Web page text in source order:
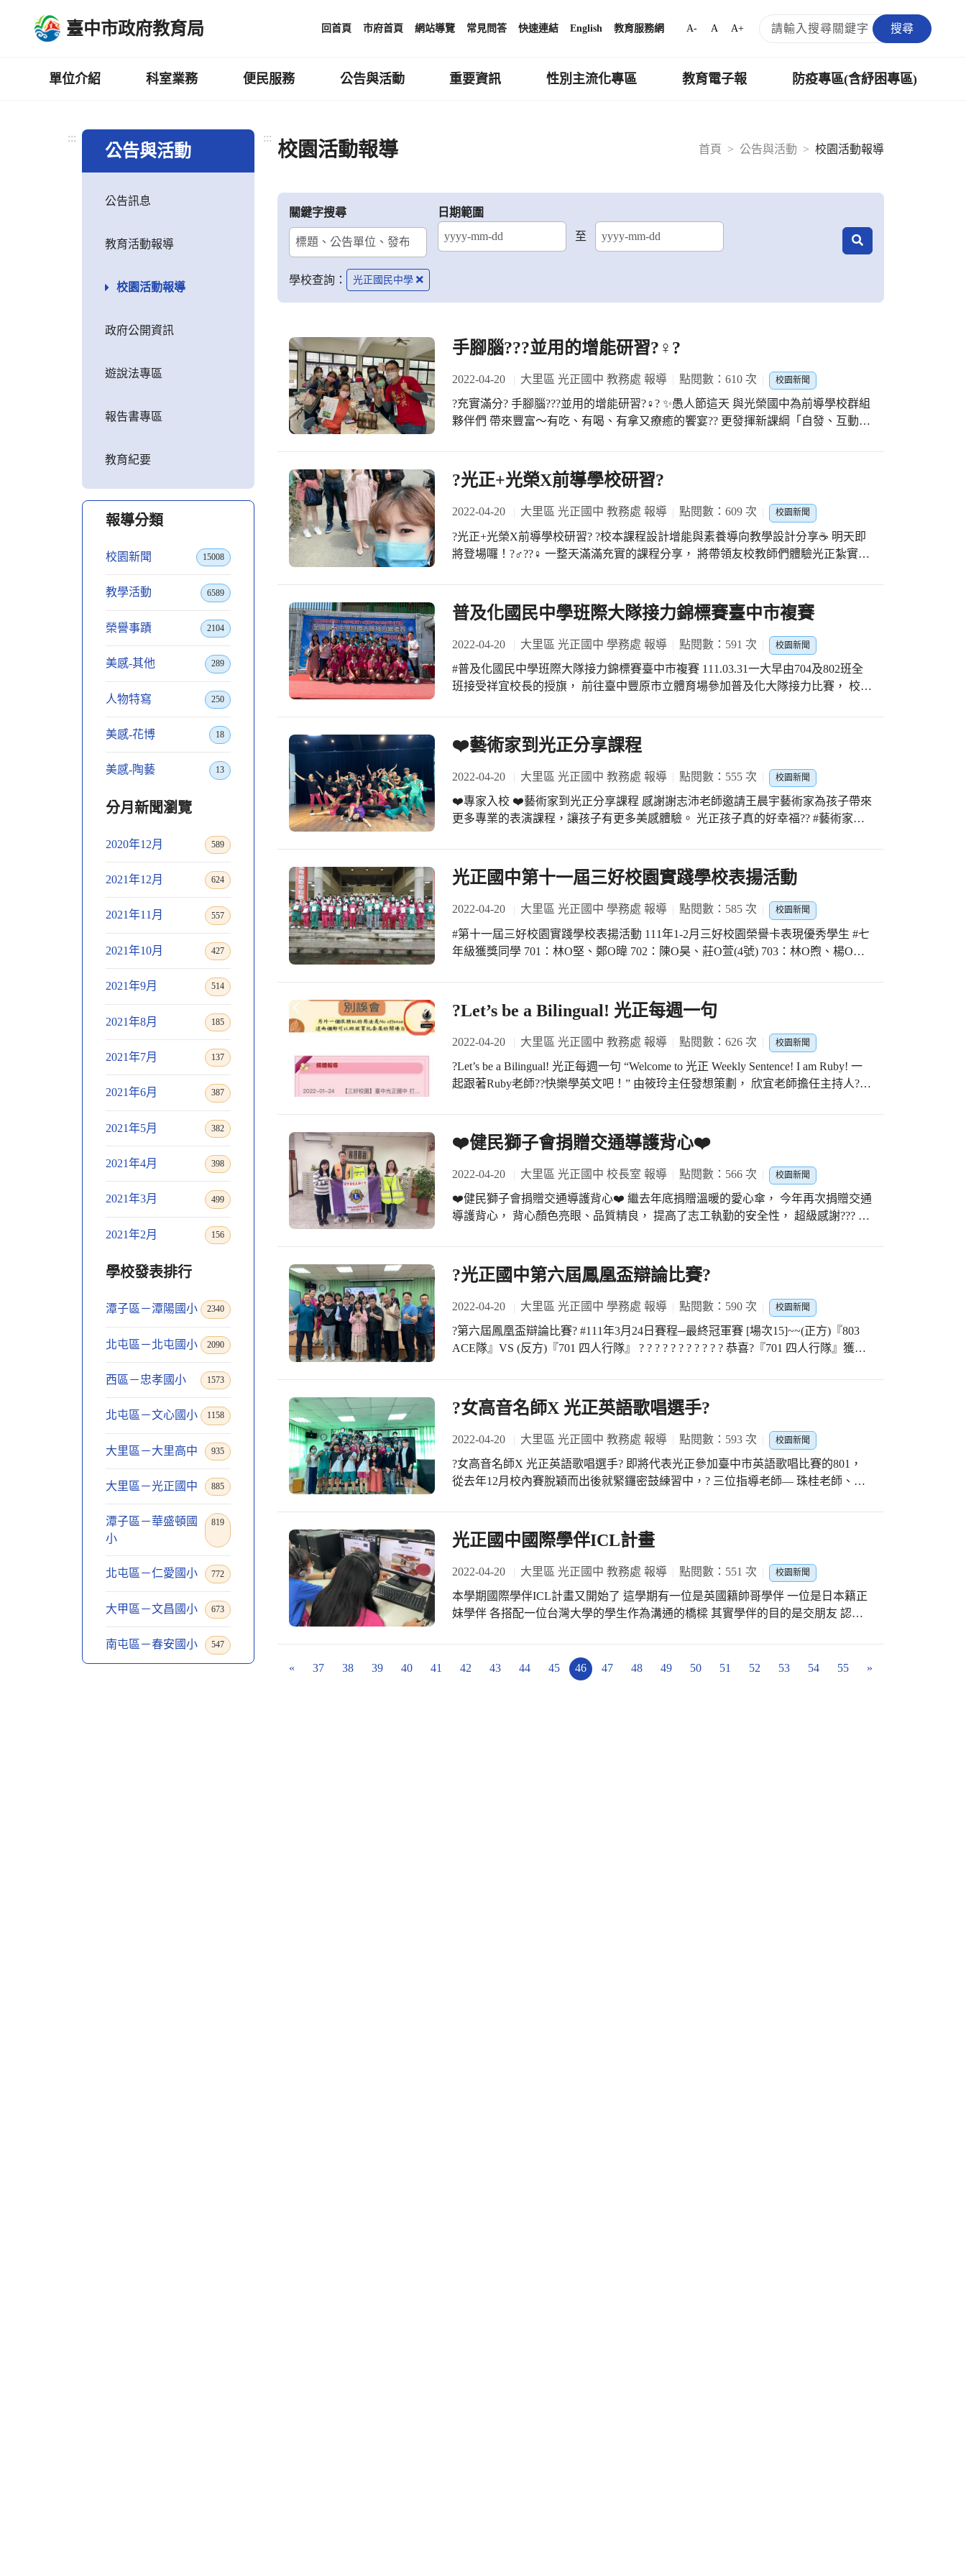
臺中市政府教育局 回首頁 市府首頁 網站導覽 常見問答 快速連結 English 教育服務網 A- A A+ 搜尋
單位介紹 科室業務 便民服務 公告與活動 重要資訊 性別主流化專區 教育電子報 防疫專區(含紓困專區)
:::
公告與活動
公告訊息
教育活動報導
校園活動報導
政府公開資訊
遊說法專區
報告書專區
教育紀要
報導分類
校園新聞 15008
教學活動 6589
榮譽事蹟 2104
美感-其他 289
人物特寫 250
美感-花博 18
美感-陶藝 13
分月新聞瀏覽
2020年12月 589
2021年12月 624
2021年11月 557
2021年10月 427
2021年9月 514
2021年8月 185
2021年7月 137
2021年6月 387
2021年5月 382
2021年4月 398
2021年3月 499
2021年2月 156
學校發表排行
潭子區－潭陽國小 2340
北屯區－北屯國小 2090
西區－忠孝國小 1573
北屯區－文心國小 1158
大里區－大里高中 935
大里區－光正國中 885
潭子區－華盛頓國
小
819
北屯區－仁愛國小 772
大甲區－文昌國小 673
南屯區－春安國小 547
:::
首頁
公告與活動 校園活動報導
校園活動報導
關鍵字搜尋
日期範圍
至
結束日期
學校查詢： 光正國民中學
手腳腦???並用的增能研習?️‍♀️?️
2022-04-20 大里區 光正國中 教務處 報導 點閱數：610 次 校園新聞
?充實滿分? 手腳腦???並用的增能研習?️‍♀️?️ ✨愚人節這天 與光榮國中為前導學校群組
夥伴們 帶來豐富～有吃、有喝、有拿又療癒的饗宴?? 更發揮新課綱「自發、互動、
的成就感與被療癒的幸福感? 2️⃣ 講師：筱玲主任、玉娟老師?‍? 講題：☕️400次咖啡的
浪漫? ➡️因本校咖啡樹而發展的課程， 自己手打的綿密奶泡與鮮奶形成的美麗漸
層， 上面再放顆咖啡豆☕️ 一秒變網美? ?下午場～行腳親近自然Go!? 1️⃣ 講師：竹仔
坑發展協會?‍?素鈴理事 講題：?植物染DIY ➡️天然的植物染布袋，滿滿的在地文化故
事? 2️⃣ 講師：密逃天王?‍?林威宇組長 講題：?竹仔坑之心??‍♀️?行動解謎 ➡️與社區在
地元素結合，?? 搭配動人的愛情故事?， 以及921地震當年的時空?， 知性、感動?又
謝?校長的全力支持與一同行前探勘， ?感謝?教務處團隊所有夥伴 ?感謝?905優質學
課綱前導學校計畫
?光正+光榮X前導學校研習?
2022-04-20 大里區 光正國中 教務處 報導 點閱數：609 次 校園新聞
?光正+光榮X前導學校研習? ?校本課程設計增能與素養導向教學設計分享☕️ 明天即
將登場囉！?‍♂️??‍♀️ 一整天滿滿充實的課程分享， 將帶領友校教師們體驗光正紮實豐
別到竹仔坑社區進行活動前最後探勘，??‍♀️? 還巧遇健民里進興里長親切地招呼?，
加上之前發展課程的尬電正學堂及社會領域教師群到場蒐集資料及踏查， 已經走訪
無數次！！！? 帶著愜意輕快的心❤️ 好好體驗光正特色校本課程吧！✌️ #光正老師最
普及化國民中學班際大隊接力錦標賽臺中市複賽
2022-04-20 大里區 光正國中 學務處 報導 點閱數：591 次 校園新聞
#普及化國民中學班際大隊接力錦標賽臺中市複賽 111.03.31一大早由704及802班全
班接受祥宜校長的授旗， 前往臺中豐原市立體育場參加普及化大隊接力比賽， 校長
教練蔡宛庭老師 #感謝802班指導教練連宜文組長 #感謝704班導師黃瓊慧老師 #感謝
802班導師許惠珠老師 #感謝連宜文組長所有後勤的支援與會場服務
❤️藝術家到光正分享課程
2022-04-20 大里區 光正國中 教務處 報導 點閱數：555 次 校園新聞
❤️專家入校 ❤️藝術家到光正分享課程 感謝謝志沛老師邀請王晨宇藝術家為孩子帶來
更多專業的表演課程，讓孩子有更多美感體驗。 光正孩子真的好幸福?? #藝術家入
光正國中第十一屆三好校園實踐學校表揚活動
2022-04-20 大里區 光正國中 學務處 報導 點閱數：585 次 校園新聞
#第十一屆三好校園實踐學校表揚活動 111年1-2月三好校園榮譽卡表現優秀學生 #七
年級獲獎同學 701：林O堅、鄭O暐 702：陳O昊、莊O萱(4號) 703：林O煦、楊O晏
803：許O浚、蕭O博 804：林O孜、劉O龍 805：邱O誠、蔡O姍 806：林O緯、張O
晴 807：蕭O羲、劉O妤 808：黃O茹、陳O巧 809：李O嫻、陳O瑀 #九年級獲獎同學
901：林O而、謝O澤 902：吳O馨、林O欣 903：蕭O靚、林O德 904：陳O鈿、甘O
O琳 恭喜以上獲獎同學！ #感謝全校各班級導師對三好校園推動的支持並融入班級
經營課程 #優質光正三好校園 #說好話 Speak Good Words #做好事 Do Good Deeds #
?Let’s be a Bilingual! 光正每週一句
2022-04-20 大里區 光正國中 教務處 報導 點閱數：626 次 校園新聞
?Let’s be a Bilingual! 光正每週一句 “Welcome to 光正 Weekly Sentence! I am Ruby! 一
起跟著Ruby老師?‍?快樂學英文吧！” 由筱玲主任發想策劃， 欣宜老師擔任主持人?，
也更加踴躍了！? ✨更驚喜的是找到每週神秘嘉賓的老師唸出每週一句， 還可以一
次集兩點呢！✌️ 孩子們超級熱衷在猜每週神秘嘉賓的！ 連雙語教育訪視委員都很讚
賞我們「每週一句Weekly Sentence 」的活動呢！ ?你今天集點了嗎？快來找老師唸
每週一句集點吧！ ?期末「光正雙語人」抽獎豐富獎項等著你喔！！！ ?光正國中校
網同步放送中 https://gjjh.tc.edu.tw/ 點選每週一句圖片右下角就可以聽到每週一句教
學喔！ #雙語教育計畫高階-全市3所國中 #學校本位國際教育精進計畫SIEP-全市7所
❤️健民獅子會捐贈交通導護背心❤️
2022-04-20 大里區 光正國中 校長室 報導 點閱數：566 次 校園新聞
❤️健民獅子會捐贈交通導護背心❤️ 繼去年底捐贈溫暖的愛心傘， 今年再次捐贈交通
導護背心， 背心顏色亮眼、品質精良， 提高了志工執勤的安全性， 超級感謝??? #
?光正國中第六屆鳳凰盃辯論比賽?
2022-04-20 大里區 光正國中 學務處 報導 點閱數：590 次 校園新聞
?第六屆鳳凰盃辯論比賽? #111年3月24日賽程─最終冠軍賽 [場次15]~~(正方)『803
ACE隊』VS (反方)『701 四人行隊』 ? ? ? ? ? ? ? ? ? ? ? 恭喜?『701 四人行隊』獲得
光正思辯秀」 #光正校內辯論比賽已進入第六屆 #感謝今天擔任主席：黃立源主任 #
感謝今天的評判老師：張祥宜校長、外聘李順涼校長、外聘劉名斐校長、外聘廖孟
諄主任、許紘瑋組長 #感謝所有組隊參與的班級選手以及各班導師對比賽的支持 #第
十一屆三好校園實踐學校 #說好話 Speak Good Words #做好事 Do Good Deeds #存好
心 Think Good Thoughts
?女高音名師X 光正英語歌唱選手?
2022-04-20 大里區 光正國中 教務處 報導 點閱數：593 次 校園新聞
?女高音名師X 光正英語歌唱選手? 即將代表光正參加臺中市英語歌唱比賽的801，
從去年12月校內賽脫穎而出後就緊鑼密鼓練習中，? 三位指導老師— 珠桂老師、玉
屢在各聲樂比賽奪得佳績?️ 更獲選國家音樂廳遴選之「樂壇新秀」的?周雅萍老師✨
歌聲如天籟又充滿教學熱忱的雅萍老師?‍? 熱情與豐富情感的渲染力?❤️‍? 足足感動?
了在場的學生及指導老師們！? 孩子們歌唱時眼神裡都更充滿亮光✨ 更加充滿自信
熱情?地歌唱， 真的超級感謝?雅萍老師? 給予孩子們這樣充滿活力的歌唱體驗！? ?
感謝玉琳老師、南一嬑芳小姐的促成 ?感謝全英語老師到場給予支持與建議 ?感謝祥
宜校長及筱玲主任關心與支持 ?期盼孩子們奪得佳績? #光正老師好有愛 #就讀光正
光正國中國際學伴ICL計畫
2022-04-20 大里區 光正國中 教務處 報導 點閱數：551 次 校園新聞
本學期國際學伴ICL計畫又開始了 這學期有一位是英國籍帥哥學伴 一位是日本籍正
妹學伴 各搭配一位台灣大學的學生作為溝通的橋樑 其實學伴的目的是交朋友 認識
線上見面喔~ 每週都有不同的主題喔~ 有興趣就一起加入吧~ Let's Go! #光正國中 #
« 37 38 39 40 41 42 43 44 45 46 47 48 49 50 51 52 53 54 55 »